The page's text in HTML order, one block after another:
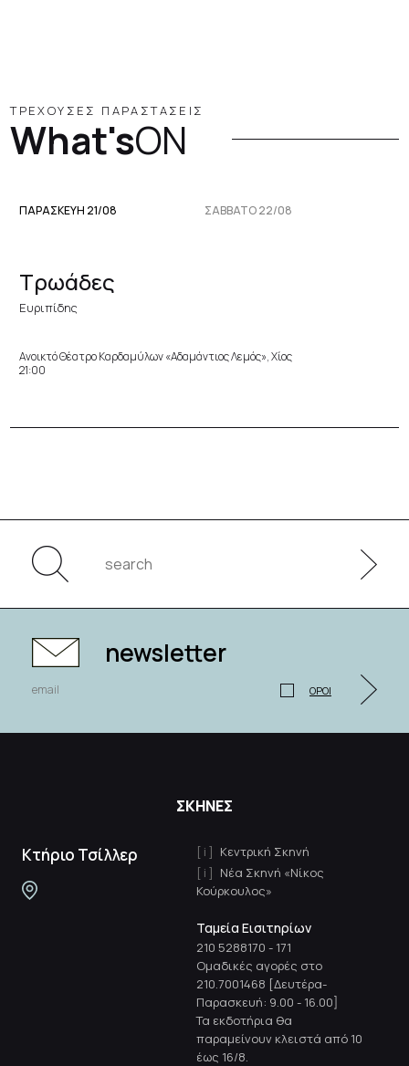
ΤΡΕΧΟΥΣΕΣ ΠΑΡΑΣΤΑΣΕΙΣ
What'sON
ΠΑΡΑΣΚΕΥΉ 21/08 ΣΆΒΒΑΤΟ 22/08
Τρωάδες
Ευριπίδης
Ανοικτό Θέατρο Καρδαμύλων «Αδαμάντιος Λεμός», Χίος
21:00
newsletter
ΟΡΟΙ
ΣΚΗΝΕΣ
Κτήριο Τσίλλερ
Κεντρική Σκηνή
Νέα Σκηνή «Νίκος
Κούρκουλος»
Ταμεία Εισιτηρίων
210 5288170 - 171
Ομαδικές αγορές στο
210.7001468 [Δευτέρα-
Παρασκευή: 9.00 - 16.00]
Τα εκδοτήρια θα
παραμείνουν κλειστά από 10
έως 16/8.